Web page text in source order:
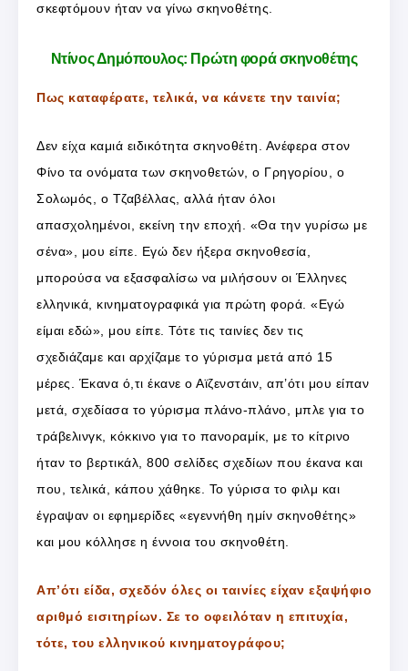
σκεφτόμουν ήταν να γίνω σκηνοθέτης.
Ντίνος Δημόπουλος: Πρώτη φορά σκηνοθέτης
Πως καταφέρατε, τελικά, να κάνετε την ταινία;
Δεν είχα καμιά ειδικότητα σκηνοθέτη. Ανέφερα στον
Φίνο τα ονόματα των σκηνοθετών, ο Γρηγορίου, ο
Σολωμός, ο Τζαβέλλας, αλλά ήταν όλοι
απασχολημένοι, εκείνη την εποχή. «Θα την γυρίσω με
σένα», μου είπε. Εγώ δεν ήξερα σκηνοθεσία,
μπορούσα να εξασφαλίσω να μιλήσουν οι Έλληνες
ελληνικά, κινηματογραφικά για πρώτη φορά. «Εγώ
είμαι εδώ», μου είπε. Τότε τις ταινίες δεν τις
σχεδιάζαμε και αρχίζαμε το γύρισμα μετά από 15
μέρες. Έκανα ό,τι έκανε ο Αϊζενστάιν, απ’ότι μου είπαν
μετά, σχεδίασα το γύρισμα πλάνο-πλάνο, μπλε για το
τράβελινγκ, κόκκινο για το πανοραμίκ, με το κίτρινο
ήταν το βερτικάλ, 800 σελίδες σχεδίων που έκανα και
που, τελικά, κάπου χάθηκε. Το γύρισα το φιλμ και
έγραψαν οι εφημερίδες «εγεννήθη ημίν σκηνοθέτης»
και μου κόλλησε η έννοια του σκηνοθέτη.
Απ’ότι είδα, σχεδόν όλες οι ταινίες είχαν εξαψήφιο
αριθμό εισιτηρίων. Σε το οφειλόταν η επιτυχία,
τότε, του ελληνικού κινηματογράφου;